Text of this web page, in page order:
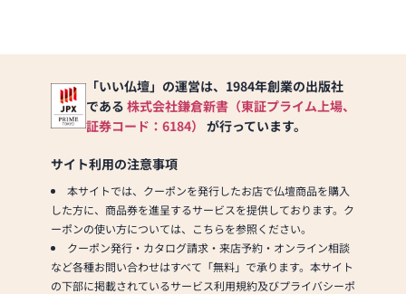
「いい仏壇」の運営は、1984年創業の出版社
である 株式会社鎌倉新書（東証プライム上場、
証券コード：6184） が行っています。
サイト利用の注意事項
本サイトでは、クーポンを発行したお店で仏壇商品を購入
した方に、商品券を進呈するサービスを提供しております。ク
ーポンの使い方については、こちらを参照ください。
クーポン発行・カタログ請求・来店予約・オンライン相談
など各種お問い合わせはすべて「無料」で承ります。本サイト
の下部に掲載されているサービス利用規約及びプライバシーポ